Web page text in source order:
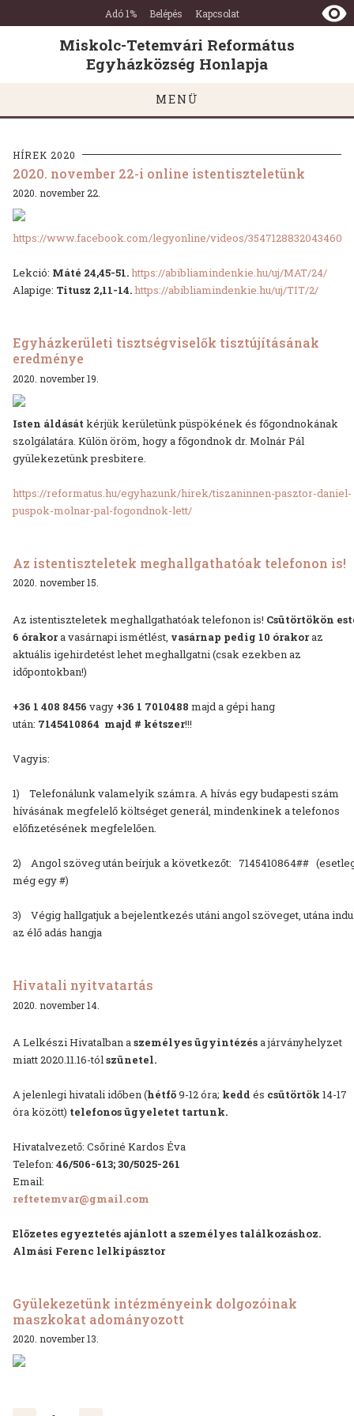
Miskolc-
Tetemvári
Református
Egyházközség
Honlapja
Ugrás a tartalomra
Ugrás a láblécre
Adó 1% Belépés Kapcsolat
Miskolc-Tetemvári Református
Egyházközség Honlapja
MENÜ
HÍREK 2020
2020. november 22-i online istentiszteletünk
2020. november 22.
https://www.facebook.com/legyonline/videos/3547128832043460
Lekció: Máté 24,45-51.https://abibliamindenkie.hu/uj/MAT/24/
Alapige: Titusz 2,11-14.https://abibliamindenkie.hu/uj/TIT/2/
Egyházkerületi tisztségviselők tisztújításának
eredménye
2020. november 19.
Isten áldását kérjük kerületünk püspökének és főgondnokának
szolgálatára. Külön öröm, hogy a főgondnok dr. Molnár Pál
gyülekezetünk presbitere.
https://reformatus.hu/egyhazunk/hirek/tiszaninnen-pasztor-daniel-
puspok-molnar-pal-fogondnok-lett/
Az istentiszteletek meghallgathatóak telefonon is!
2020. november 15.
Az istentiszteletek meghallgathatóak telefonon is! Csütörtökön
6 órakora vasárnapi ismétlést, vasárnap pedig 10 órakoraz
aktuális igehirdetést lehet meghallgatni (csak ezekben az
időpontokban!)
+36 1 408 8456 vagy +36 1 7010488 majd a gépi hang
után: 7145410864 majd # kétszer!!!
Vagyis:
1) Telefonálunk valamelyik számra. A hívás egy budapesti szám
hívásának megfelelő költséget generál, mindenkinek a telefonos
előfizetésének megfelelően.
2) Angol szöveg után beírjuk a következőt: 7145410864##
még egy #)
3) Végig hallgatjuk a bejelentkezés utáni angol szöveget, utána
az élő adás hangja
Hivatali nyitvatartás
2020. november 14.
A Lelkészi Hivatalban a személyes ügyintézésa járványhelyzet
miatt 2020.11.16-tól szünetel.
A jelenlegi hivatali időben (hétfő9-12 óra; kedd és csütörtök 14-17
óra között) telefonos ügyeletet tartunk.
Hivatalvezető: Csőriné Kardos Éva
Telefon: 46/506-613; 30/5025-261
Email:
reftetemvar@gmail.com
Előzetes egyeztetés ajánlott a személyes találkozáshoz.
Almási Ferenc lelkipásztor
Gyülekezetünk intézményeink dolgozóinak
maszkokat adományozott
2020. november 13.